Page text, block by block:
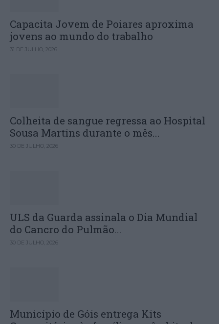
Capacita Jovem de Poiares aproxima
jovens ao mundo do trabalho
31 DE JULHO, 2026
Colheita de sangue regressa ao Hospital
Sousa Martins durante o mês...
30 DE JULHO, 2026
ULS da Guarda assinala o Dia Mundial
do Cancro do Pulmão...
30 DE JULHO, 2026
Município de Góis entrega Kits